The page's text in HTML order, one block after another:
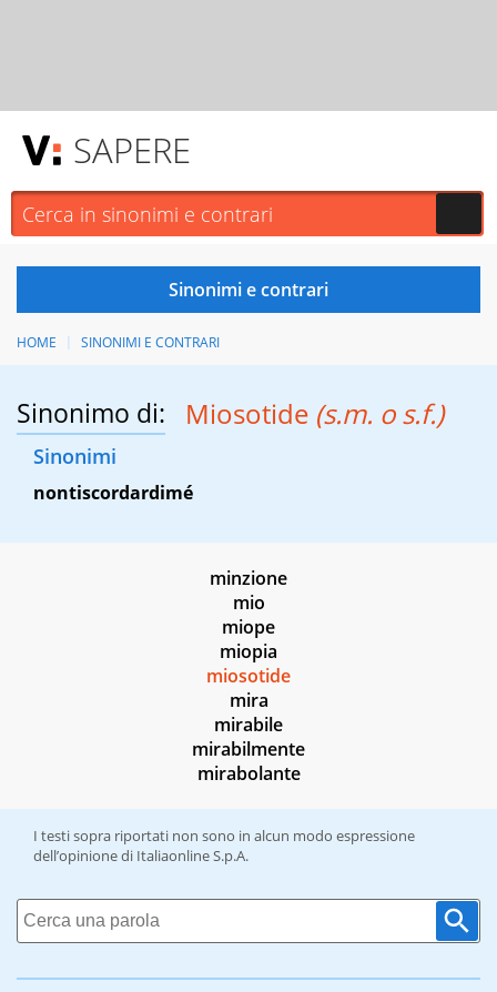
SAPERE
HOME SINONIMI E CONTRARI
Sinonimo di: Miosotide (s.m. o s.f.)
Sinonimi
nontiscordardimé
minzione
mio
miope
miopia
miosotide
mira
mirabile
mirabilmente
mirabolante
I testi sopra riportati non sono in alcun modo espressione
dell’opinione di Italiaonline S.p.A.